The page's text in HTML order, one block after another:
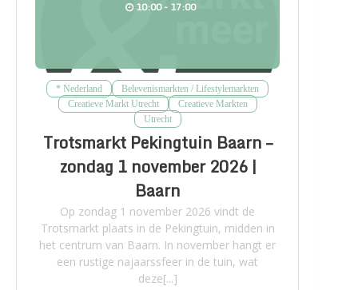
10:00 - 17:00
* Nederland
Belevenismarkten / Lifestylemarkten
Creatieve Markt Utrecht
Creatieve Markten
Utrecht
Trotsmarkt Pekingtuin Baarn –
zondag 1 november 2026 |
Baarn
Op zondag 1 november 2026 vindt de
Trotsmarkt plaats in de Pekingtuin, midden in
het centrum van Baarn. In november hangt er
een rustige najaarssfeer in de tuin, wat
deze[...]